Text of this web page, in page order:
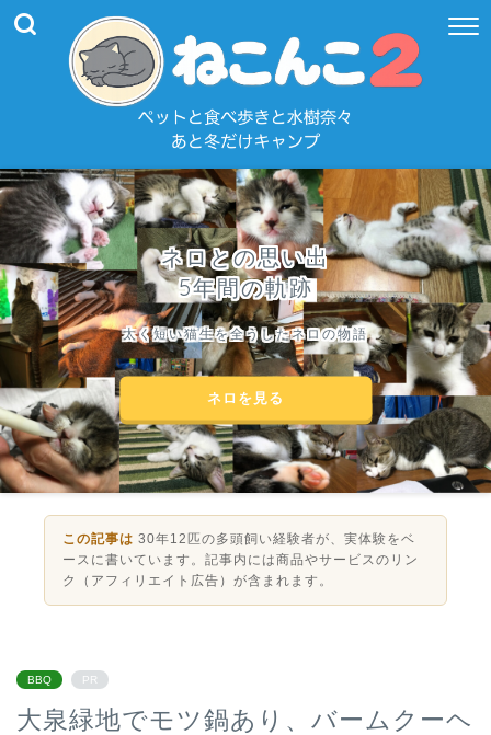
ネロとの思い出
5年間の軌跡
太く短い猫生を全うしたネロの物語
ネロを見る
この記事は 30年12匹の多頭飼い経験者が、実体験をベ
ースに書いています。記事内には商品やサービスのリン
ク（アフィリエイト広告）が含まれます。
BBQ PR
大泉緑地でモツ鍋あり、バームクーヘ